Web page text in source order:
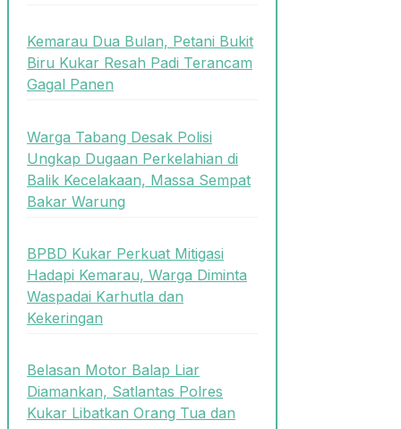
Kemarau Dua Bulan, Petani Bukit
Biru Kukar Resah Padi Terancam
Gagal Panen
Warga Tabang Desak Polisi
Ungkap Dugaan Perkelahian di
Balik Kecelakaan, Massa Sempat
Bakar Warung
BPBD Kukar Perkuat Mitigasi
Hadapi Kemarau, Warga Diminta
Waspadai Karhutla dan
Kekeringan
Belasan Motor Balap Liar
Diamankan, Satlantas Polres
Kukar Libatkan Orang Tua dan